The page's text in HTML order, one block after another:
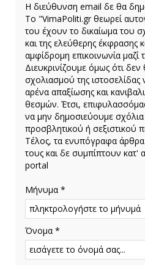
H διεύθυνση email δε θα
Το "VimaPoliti.gr θεωρεί
του έχουν το δικαίωμα του
και της ελεύθερης έκφρασης
αμφίδρομη επικοινωνία μαζί
Διευκρινίζουμε όμως ότι
σχολιασμού της ιστοσελίδας
αρένα απαξίωσης και
θεσμών. Έτσι,
να μην δημοσιεύουμε σχόλια
προσβλητικού ή σεξιστικού
Τέλος, τα ενυπόγραφα
τους και δε συμπίπτουν
portal
Μήνυμα *
Όνομα *